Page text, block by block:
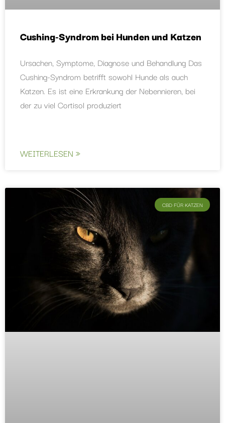
Cushing-Syndrom bei Hunden und Katzen
Ursachen, Symptome, Diagnose und Behandlung Das
Cushing-Syndrom betrifft sowohl Hunde als auch
Katzen. Es ist eine Erkrankung der Nebennieren, bei
der zu viel Cortisol produziert
WEITERLESEN »
CBD FÜR KATZEN